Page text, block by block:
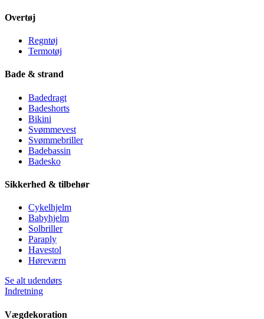
Overtøj
Regntøj
Termotøj
Bade & strand
Badedragt
Badeshorts
Bikini
Svømmevest
Svømmebriller
Badebassin
Badesko
Sikkerhed & tilbehør
Cykelhjelm
Babyhjelm
Solbriller
Paraply
Havestol
Høreværn
Se alt udendørs
Indretning
Vægdekoration